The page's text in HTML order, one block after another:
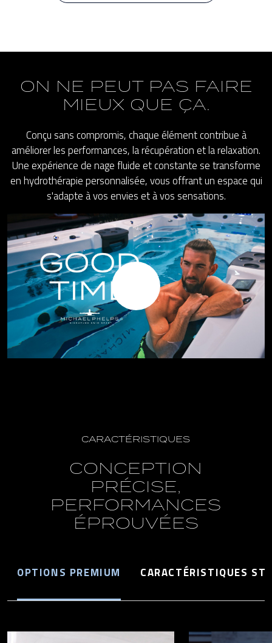
ON NE PEUT PAS FAIRE
MIEUX QUE ÇA.
Conçu sans compromis, chaque élément contribue à
améliorer les performances, la récupération et la relaxation.
Une expérience de nage fluide et constante se transforme
en hydrothérapie personnalisée, vous offrant un espace qui
s'adapte à vos envies et à vos sensations.
CARACTÉRISTIQUES
CONCEPTION
PRÉCISE,
PERFORMANCES
ÉPROUVÉES
OPTIONS PREMIUM CARACTÉRISTIQUES